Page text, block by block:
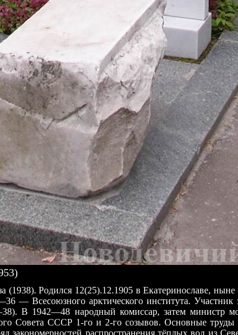
(1938). Родился 12(25).12.1905 в Екатеринославе,
— Всесоюзного арктического института.
В 1942—48 народный комиссар, затем министр
Совета СССР 1-го и 2-го созывов. Основные
распространения тёплых вод из